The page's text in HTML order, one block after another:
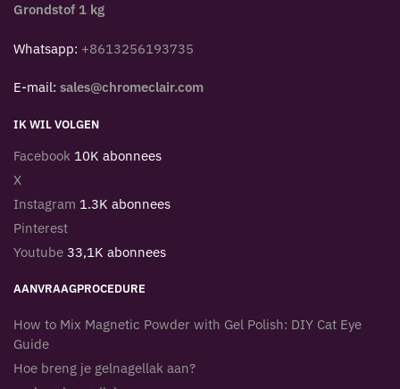
Grondstof 1 kg
Whatsapp: +8613256193735
E-mail: sales@chromeclair.com
IK WIL VOLGEN
Facebook 10K abonnees
X
Instagram 1.3K abonnees
Pinterest
Youtube 33,1K abonnees
AANVRAAGPROCEDURE
How to Mix Magnetic Powder with Gel Polish: DIY Cat Eye
Guide
Hoe breng je gelnagellak aan?